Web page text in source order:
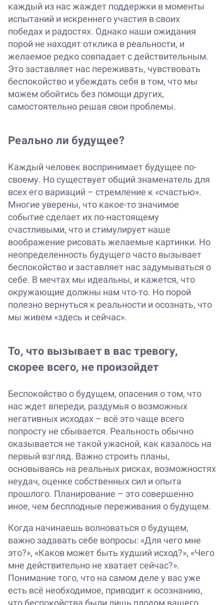
каждый из нас жаждет поддержки в моменты
испытаний и искреннего участия в своих
победах и радостях. Однако наши ожидания
порой не находят отклика в реальности, и
желаемое редко совпадает с действительным.
Это заставляет нас переживать, чувствовать
беспокойство и убеждать себя в том, что мы
можем обойтись без помощи других,
самостоятельно решая свои проблемы.
Реально ли будущее?
Каждый человек воспринимает будущее по-
своему. Но существует общий знаменатель для
всех его вариаций – стремление к «счастью».
Многие уверены, что какое-то значимое
событие сделает их по-настоящему
счастливыми, что и стимулирует наше
воображение рисовать желаемые картинки. Но
неопределенность будущего часто вызывает
беспокойство и заставляет нас задумываться о
себе. В мечтах мы идеальны, и кажется, что
окружающие должны нам что-то. Но порой
полезно вернуться к реальности и осознать, что
мы живем «здесь и сейчас».
То, что вызывает в вас тревогу,
скорее всего, не произойдет
Беспокойство о будущем, опасения о том, что
нас ждет впереди, раздумья о возможных
негативных исходах – всё это чаще всего
попросту не сбывается. Реальность обычно
оказывается не такой ужасной, как казалось на
первый взгляд. Важно строить планы,
основываясь на реальных рисках, возможностях
неудач, оценке собственных сил и опыта
прошлого. Планирование – это совершенно
иное, чем бесплодные переживания о будущем.
Когда начинаешь волноваться о будущем,
важно задавать себе вопросы: «Для чего мне
это?», «Каков может быть худший исход?», «Чего
мне действительно не хватает сейчас?».
Понимание того, что на самом деле у вас уже
есть всё необходимое, приводит к осознанию,